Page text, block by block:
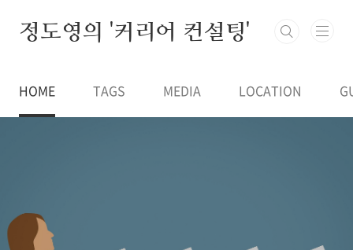
정도영의 '커리어 컨설팅'
HOME TAGS MEDIA LOCATION